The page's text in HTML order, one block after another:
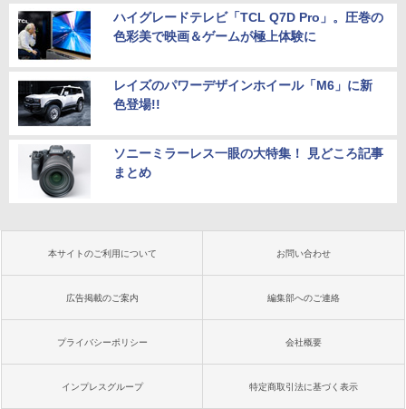
料無料
￥24,000
ハイグレードテレビ「TCL Q7D Pro」。圧巻の
色彩美で映画＆ゲームが極上体験に
レイズのパワーデザインホイール「M6」に新
色登場!!
ソニーミラーレス一眼の大特集！ 見どころ記事
まとめ
本サイトのご利用について お問い合わせ
広告掲載のご案内 編集部へのご連絡
プライバシーポリシー 会社概要
インプレスグループ 特定商取引法に基づく表示